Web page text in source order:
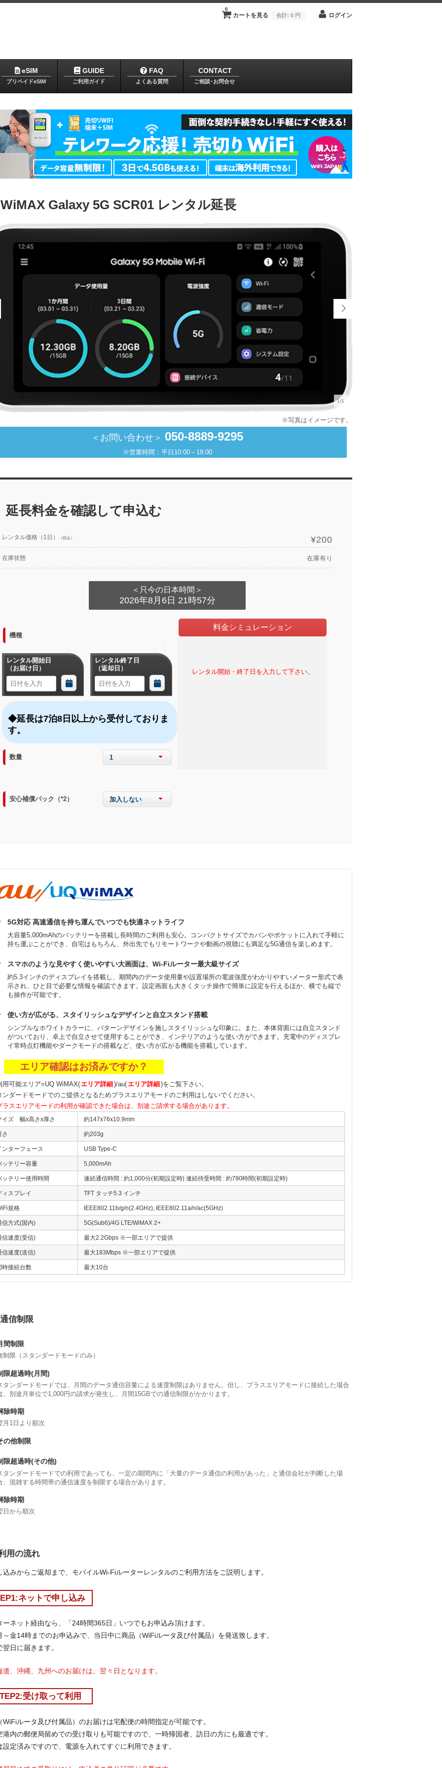
カートを見る
0
合計: 0 円 ログイン
eSIM
プリペイドeSIM
GUIDE
ご利用ガイド
FAQ
よくある質問
CONTACT
ご相談･お問合せ
Galaxy 5G SCR01 レンタル延長
1/1
＜お問い合わせ＞ 050-8889-9295
※営業時間：平日10:00～18:00
延長料金を確認して申込む
レンタル価格（1日） （税込） ¥200
在庫状態 在庫有り
＜只今の日本時間＞
2026年8月6日 21時57分
機種
長
レンタル開始日
（お届け日）
レンタル終了日
（返却日）
◆延長は7泊8日以上から受付しておりま
す。
数量 1
安心補償パック（*2） 加入しない
料金シミュレーション
レンタル開始・終了日を入力して下さい。
5G対応 高速通信を持ち運んでいつでも快適ネットライフ
大容量5,000mAhのバッテリーを搭載し長時間のご利用も安心。コンパクトサイズでカバンやポケットに入れて手軽に
持ち運ぶことができ、自宅はもちろん、外出先でもリモートワークや動画の視聴にも満足な5G通信を楽しめます。
スマホのような見やすく使いやすい大画面は、Wi-Fiルーター最大級サイズ
約5.3インチのディスプレイを搭載し、期間内のデータ使用量や設置場所の電波強度がわかりやすいメーター形式で表
示され、ひと目で必要な情報を確認できます。設定画面も大きくタッチ操作で簡単に設定を行えるほか、横でも縦で
も操作が可能です。
使い方が広がる、スタイリッシュなデザインと自立スタンド搭載
シンプルなホワイトカラーに、パターンデザインを施しスタイリッシュな印象に。また、本体背面には自立スタンド
がついており、卓上で自立させて使用することができ、インテリアのような使い方ができます。充電中のディスプレ
イ常時点灯機能やダークモードの搭載など、使い方が広がる機能を搭載しています。
エリア確認はお済みですか？
可能エリア=UQ WiMAX( エリア詳細)/au( エリア詳細)をご覧下さい。
ンダードモードでのご提供となるためプラスエリアモードのご利用はしないでください。
スエリアモードの利用が確認できた場合は、別途ご請求する場合があります。
イズ 幅x高さx厚さ 約147x76x10.9mm
さ 約203g
ンターフェース USB Type-C
ッテリー容量 5,000mAh
ッテリー使用時間 連続通信時間 : 約1,000分(初期設定時) 連続待受時間 : 約790時間(初期設定時)
ィスプレイ TFT タッチ5.3 インチ
規格 IEEE802.11b/g/n(2.4GHz), IEEE802.11a/n/ac(5GHz)
信方式(国内) 5G(Sub6)/4G LTE/WiMAX 2+
信速度(受信) 最大2.2Gbps ※一部エリアで提供
信速度(送信) 最大183Mbps ※一部エリアで提供
時接続台数 最大10台
通信制限
間制限
制限（スタンダードモードのみ）
限超過時(月間)
タンダードモードでは、月間のデータ通信容量による速度制限はありません。但し、プラスエリアモードに接続した場合
、別途月単位で1,000円の請求が発生し、月間15GBでの通信制限がかかります。
除時期
月1日より順次
の他制限
限超過時(その他)
タンダードモードでの利用であっても、一定の期間内に「大量のデータ通信の利用があった」と通信会社が判断した場
、混雑する時間帯の通信速度を制限する場合があります。
除時期
日から順次
用の流れ
込みからご返却まで、モバイルWi-Fiルーターレンタルのご利用方法をご説明します。
ネットで申し込み
ーネット経由なら、「24時間365日」いつでもお申込み頂けます。
～金14時までのお申込みで、当日中に商品（WiFiルータ及び付属品）を発送致します。
翌日に届きます。
、沖縄、九州へのお届けは、翌々日となります。
受け取って利用
WiFiルータ及び付属品）のお届けは宅配便の時間指定が可能です。
港内の郵便局留めでの受け取りも可能ですので、一時帰国者、訪日の方にも最適です。
設定済みですので、電源を入れてすぐに利用できます。